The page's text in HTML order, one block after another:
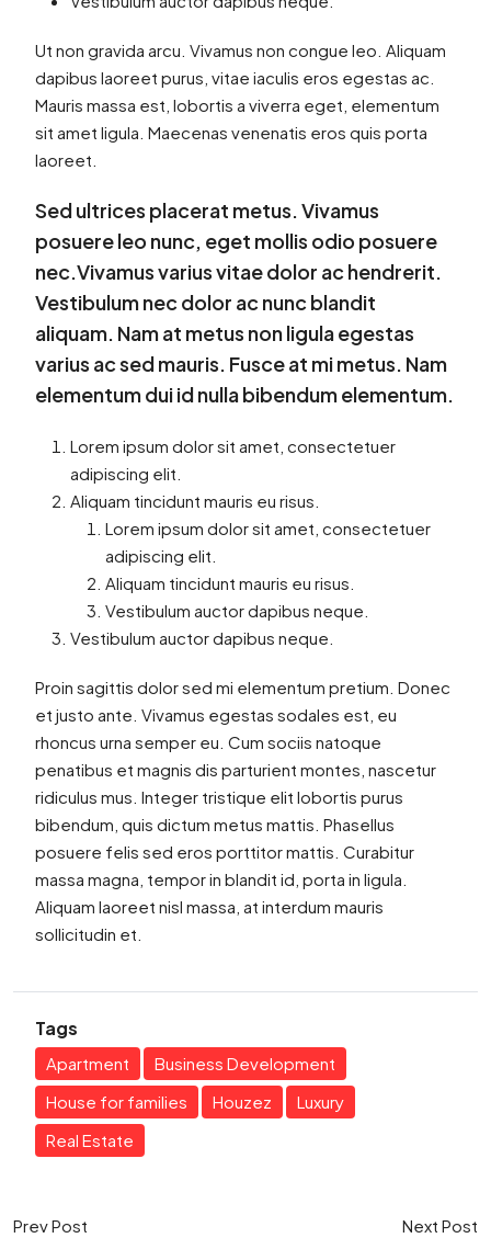
Ut non gravida arcu. Vivamus non congue leo. Aliquam
dapibus laoreet purus, vitae iaculis eros egestas ac.
Mauris massa est, lobortis a viverra eget, elementum
sit amet ligula. Maecenas venenatis eros quis porta
laoreet.
Sed ultrices placerat metus. Vivamus
posuere leo nunc, eget mollis odio posuere
nec.Vivamus varius vitae dolor ac hendrerit.
Vestibulum nec dolor ac nunc blandit
aliquam. Nam at metus non ligula egestas
varius ac sed mauris. Fusce at mi metus. Nam
elementum dui id nulla bibendum elementum.
Lorem ipsum dolor sit amet, consectetuer
adipiscing elit.
Aliquam tincidunt mauris eu risus.
Lorem ipsum dolor sit amet, consectetuer
adipiscing elit.
Aliquam tincidunt mauris eu risus.
Vestibulum auctor dapibus neque.
Vestibulum auctor dapibus neque.
Proin sagittis dolor sed mi elementum pretium. Donec
et justo ante. Vivamus egestas sodales est, eu
rhoncus urna semper eu. Cum sociis natoque
penatibus et magnis dis parturient montes, nascetur
ridiculus mus. Integer tristique elit lobortis purus
bibendum, quis dictum metus mattis. Phasellus
posuere felis sed eros porttitor mattis. Curabitur
massa magna, tempor in blandit id, porta in ligula.
Aliquam laoreet nisl massa, at interdum mauris
sollicitudin et.
Tags
Apartment
Business Development
House for families
Houzez
Luxury
Real Estate
Prev Post
Next Post